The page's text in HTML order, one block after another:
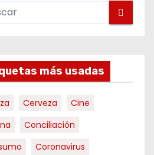
más usadas
Cerveza
Cine
Conciliación
Coronavirus